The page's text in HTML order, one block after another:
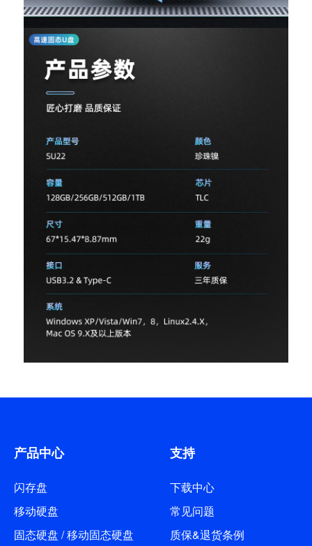
产品中心
闪存盘
移动硬盘
固态硬盘 / 移动固态硬盘
支持
下载中心
常见问题
质保&退货条例